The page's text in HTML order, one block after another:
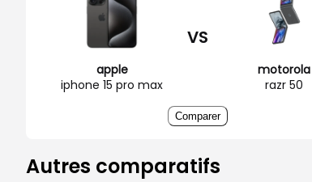
apple
iphone 15 pro max
VS
motorola
razr 50
Comparer
Autres comparatifs